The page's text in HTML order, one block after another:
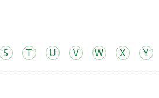
S T U V W X Y